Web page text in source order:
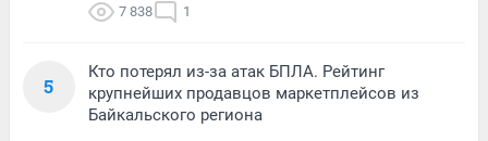
7 838 1
5
Кто потерял из-за атак БПЛА. Рейтинг
крупнейших продавцов маркетплейсов из
Байкальского региона